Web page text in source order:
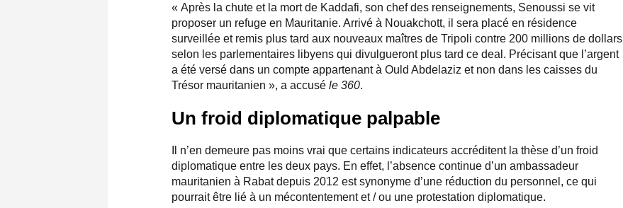
« Après la chute et la mort de Kaddafi, son chef des renseignements, Senoussi se vit
proposer un refuge en Mauritanie. Arrivé à Nouakchott, il sera placé en résidence
surveillée et remis plus tard aux nouveaux maîtres de Tripoli contre 200 millions de dollars
selon les parlementaires libyens qui divulgueront plus tard ce deal. Précisant que l’argent
a été versé dans un compte appartenant à Ould Abdelaziz et non dans les caisses du
Trésor mauritanien », a accusé le 360.
Un froid diplomatique palpable
Il n’en demeure pas moins vrai que certains indicateurs accréditent la thèse d’un froid
diplomatique entre les deux pays. En effet, l’absence continue d’un ambassadeur
mauritanien à Rabat depuis 2012 est synonyme d’une réduction du personnel, ce qui
pourrait être lié à un mécontentement et / ou une protestation diplomatique.